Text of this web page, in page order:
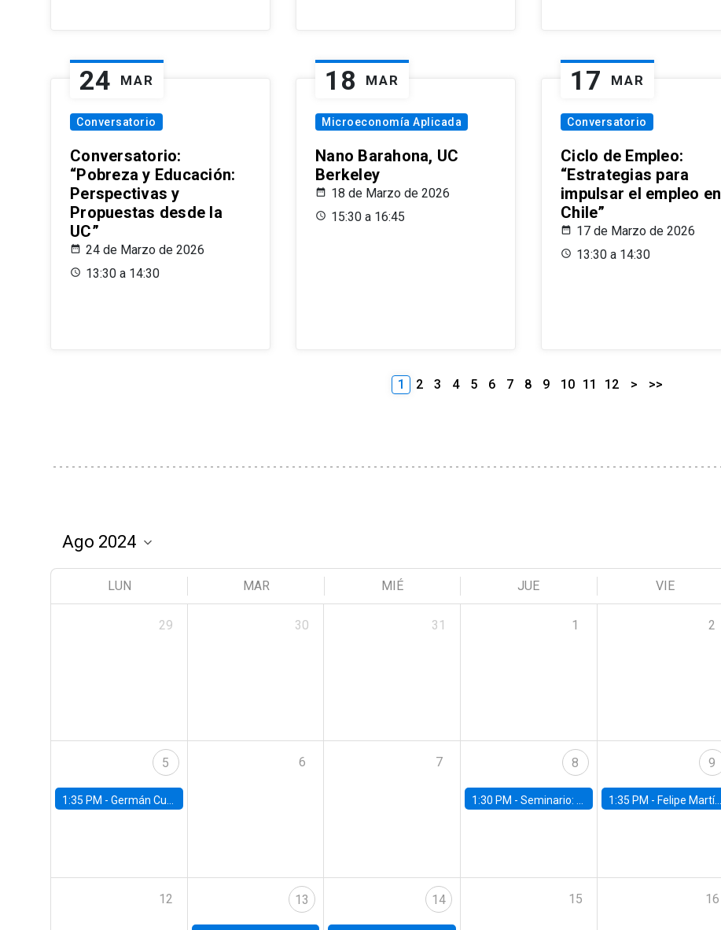
24 MAR
Conversatorio
Conversatorio:
“Pobreza y Educación:
Perspectivas y
Propuestas desde la
UC”
24 de Marzo de 2026
13:30 a 14:30
18 MAR
Microeconomía Aplicada
Nano Barahona, UC
Berkeley
18 de Marzo de 2026
15:30 a 16:45
17 MAR
Conversatorio
Ciclo de Empleo:
“Estrategias para
impulsar el empleo en
Chile”
17 de Marzo de 2026
13:30 a 14:30
1 2 3 4 5 6 7 8 9 10 11 12 > >>
LUN MAR MIÉ JUE VIE
29 30 31 1 2
5
1:35 PM - Germán Cubas, University of Houston
6 7 8
1:30 PM -Seminario: “Recuperando la humanidad para progresar en la era de la IA»
9
1:35 PM - Felipe Martínez, alumno Doctorado en Economía UC
12 13 14 15 16